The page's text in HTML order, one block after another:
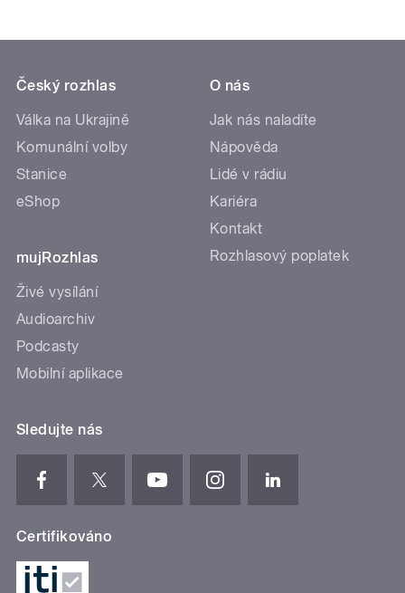
Český rozhlas
Válka na Ukrajině
Komunální volby
Stanice
eShop
mujRozhlas
Živé vysílání
Audioarchiv
Podcasty
Mobilní aplikace
O nás
Jak nás naladíte
Nápověda
Lidé v rádiu
Kariéra
Kontakt
Rozhlasový poplatek
Sledujte nás
Certifikováno